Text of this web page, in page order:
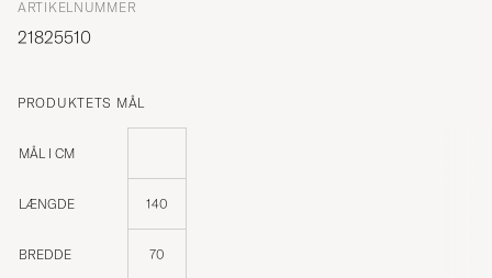
ARTIKELNUMMER
21825510
PRODUKTETS MÅL
MÅL I CM
LÆNGDE 140
BREDDE 70